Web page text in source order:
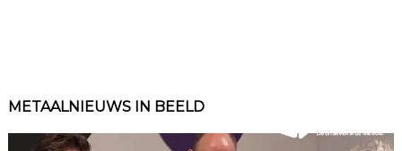
METAALNIEUWS IN BEELD